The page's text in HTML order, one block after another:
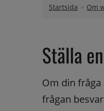
Startsida Om
Ställa
Om din
frågan